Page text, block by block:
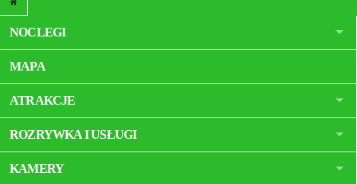
NOCLEGI
MAPA
ATRAKCJE
ROZRYWKA I USŁUGI
KAMERY